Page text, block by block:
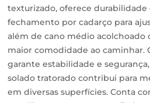
texturizado, oferece durabilidade
fechamento por cadarço para
além de cano médio acolchoado
maior comodidade ao caminhar.
garante estabilidade e
solado tratorado contribui para
em diversas superfícies. Conta